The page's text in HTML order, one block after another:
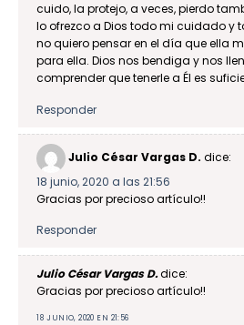
cuido, la protejo, a veces, pierdo
lo ofrezco a Dios todo mi cuidado y
no quiero pensar en el día que ella
para ella. Dios nos bendiga y nos
comprender que tenerle a Él es
Responder
Julio César Vargas D. dice:
18 junio, 2020 a las 21:56
Gracias por precioso artículo!!
Responder
Julio César Vargas D.dice:
Gracias por precioso artículo!!
18 JUNIO, 2020 EN 21:56